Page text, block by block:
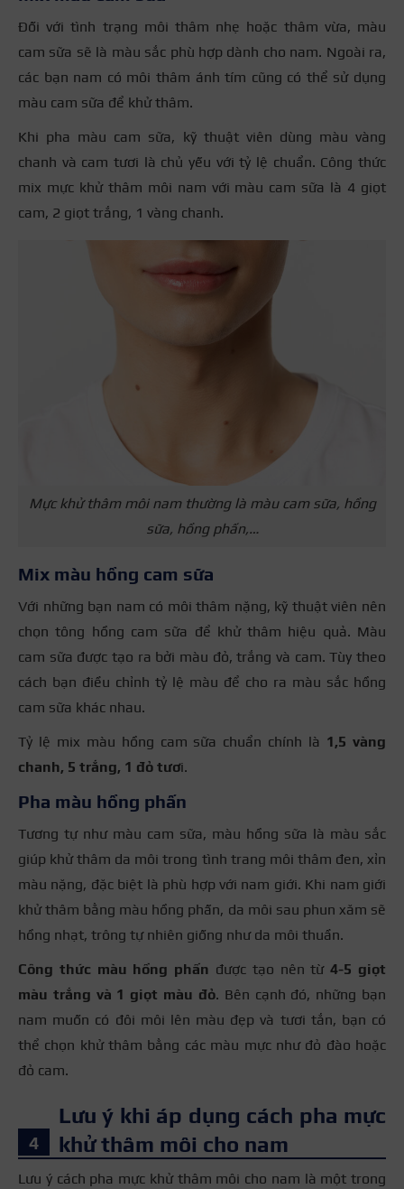
Đối với tình trạng môi thâm nhẹ hoặc thâm vừa, màu
cam sữa sẽ là màu sắc phù hợp dành cho nam. Ngoài ra,
các bạn nam có môi thâm ánh tím cũng có thể sử dụng
màu cam sữa để khử thâm.
Khi pha màu cam sữa, kỹ thuật viên dùng màu vàng
chanh và cam tươi là chủ yếu với tỷ lệ chuẩn. Công thức
mix mực khử thâm môi nam với màu cam sữa là 4 giọt
cam, 2 giọt trắng, 1 vàng chanh.
Mực khử thâm môi nam thường là màu cam sữa, hồng
sữa, hồng phấn,…
Mix màu hồng cam sữa
Với những bạn nam có môi thâm nặng, kỹ thuật viên nên
chọn tông hồng cam sữa để khử thâm hiệu quả. Màu
cam sữa được tạo ra bởi màu đỏ, trắng và cam. Tùy theo
cách bạn điều chỉnh tỷ lệ màu để cho ra màu sắc hồng
cam sữa khác nhau.
Tỷ lệ mix màu hồng cam sữa chuẩn chính là 1,5 vàng
chanh, 5 trắng, 1 đỏ tươi.
Pha màu hồng phấn
Tương tự như màu cam sữa, màu hồng sữa là màu sắc
giúp khử thâm da môi trong tình trang môi thâm đen, xỉn
màu nặng, đặc biệt là phù hợp với nam giới. Khi nam giới
khử thâm bằng màu hồng phấn, da môi sau phun xăm sẽ
hồng nhạt, trông tự nhiên giống như da môi thuần.
Công thức màu hồng phấn được tạo nên từ4-5 giọt
màu trắng và 1 giọt màu đỏ. Bên cạnh đó, những bạn
nam muốn có đôi môi lên màu đẹp và tươi tắn, bạn có
thể chọn khử thâm bằng các màu mực như đỏ đào hoặc
đỏ cam.
Lưu ý khi áp dụng cách pha mực
khử thâm môi cho nam
Lưu ý cách pha mực khử thâm môi cho nam là một trong